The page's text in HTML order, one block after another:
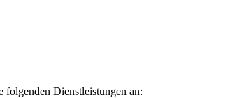
Dienstleistungen an: